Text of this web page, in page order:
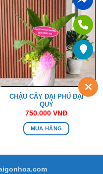
CHẬU CÂY ĐẠI PHÚ ĐẠI
QUÝ
750.000 VNĐ
MUA HÀNG